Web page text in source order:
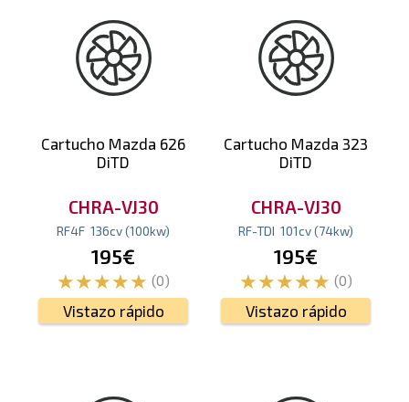
Cartucho Mazda 626
DiTD
CHRA-VJ30
RF4F 136cv(100kw)
195€
(0)
Vistazo rápido
Cartucho Mazda 323
DiTD
CHRA-VJ30
RF-TDI 101cv(74kw)
195€
(0)
Vistazo rápido